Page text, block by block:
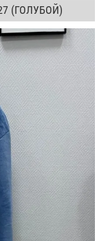
(ГОЛУБОЙ)